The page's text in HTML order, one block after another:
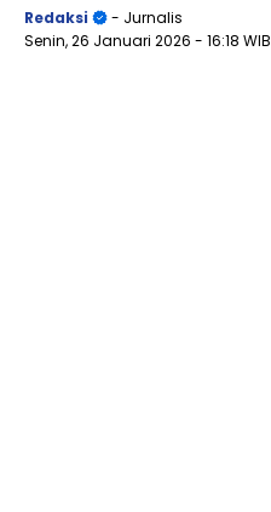
Redaksi
- Jurnalis
Senin, 26 Januari 2026 - 16:18 WIB